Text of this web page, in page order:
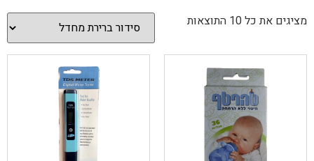
מציגים את כל ⁦10⁩ התוצאות